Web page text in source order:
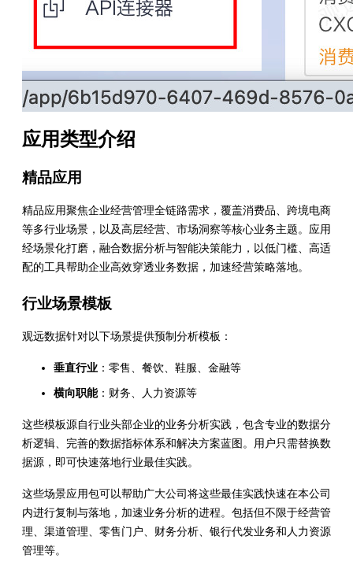
应用类型介绍
精品应用
精品应用聚焦企业经营管理全链路需求，覆盖消费品、跨境电商
等多行业场景，以及高层经营、市场洞察等核心业务主题。应用
经场景化打磨，融合数据分析与智能决策能力，以低门槛、高适
配的工具帮助企业高效穿透业务数据，加速经营策略落地。
行业场景模板
观远数据针对以下场景提供预制分析模板：
垂直行业 ：零售、餐饮、鞋服、金融等
横向职能：财务、人力资源等
这些模板源自行业头部企业的业务分析实践，包含专业的数据分
析逻辑、完善的数据指标体系和解决方案蓝图。用户只需替换数
据源，即可快速落地行业最佳实践。
这些场景应用包可以帮助广大公司将这些最佳实践快速在本公司
内进行复制与落地，加速业务分析的进程。包括但不限于经营管
理、渠道管理、零售门户、财务分析、银行代发业务和人力资源
管理等。